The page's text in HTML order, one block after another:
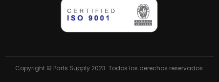
Copyright © Parts Supply 2023. Todos los derechos reservados.